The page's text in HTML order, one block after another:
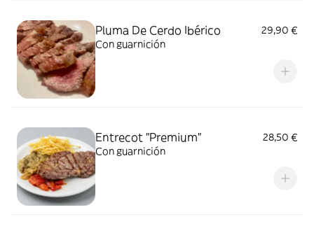
Pluma De Cerdo Ibérico
29,90 €
Con guarnición
Entrecot "Premium"
28,50 €
Con guarnición